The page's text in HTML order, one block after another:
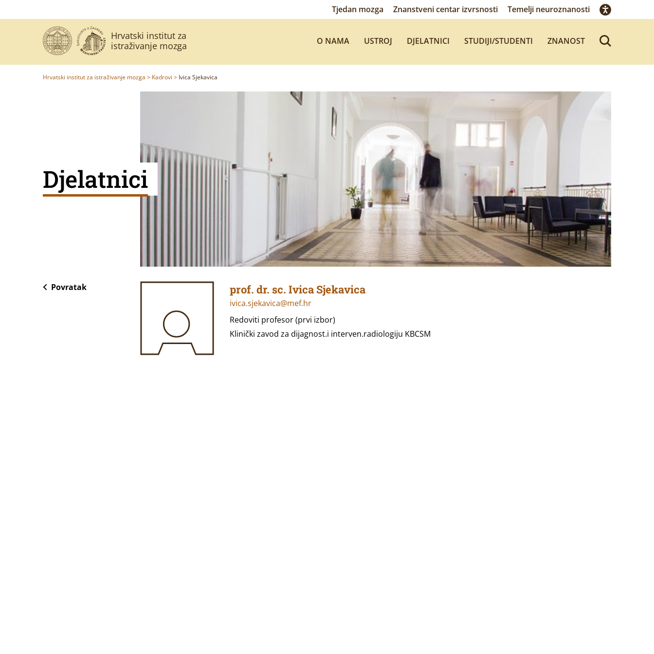
Tjedan mozga Znanstveni centar izvrsnosti Temelji neuroznanosti
Hrvatski institut za
istraživanje mozga
O NAMA USTROJ DJELATNICI STUDIJI/STUDENTI ZNANOST
Hrvatski institut za istraživanje mozga > Kadrovi > Ivica Sjekavica
Djelatnici
Povratak prof. dr. sc. Ivica Sjekavica
ivica.sjekavica@mef.hr
Redoviti profesor (prvi izbor)
Klinički zavod za dijagnost.i interven.radiologiju KBCSM